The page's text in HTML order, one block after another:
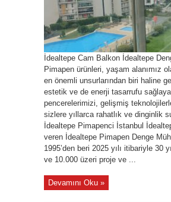
İdealtepe Cam Balkon İdealtepe
Pimapen ürünleri, yaşam alanımız
en önemli unsurlarından biri haline
estetik ve de enerji tasarrufu
pencerelerimizi, gelişmiş
sizlere yıllarca rahatlık ve dinginlik
İdealtepe Pimapenci İstanbul
veren İdealtepe Pimapen Denge
1995’den beri 2025 yılı itibariyle 30
ve 10.000 üzeri proje ve ...
Devamını Oku »